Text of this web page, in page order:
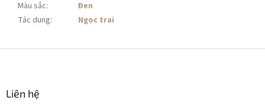
Màu sắc:
Đen
Tác dụng: Ngọc trai
Liên hệ